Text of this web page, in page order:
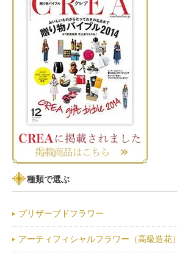
種類で選ぶ
プリザーブドフラワー
アーティフィシャルフラワー（高級造花）